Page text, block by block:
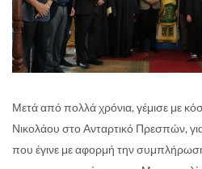
Μετά από πολλά χρόνια, γέμισε με
Νικολάου στο Ανταρτικό Πρεσπών,
που έγινε με αφορμή την